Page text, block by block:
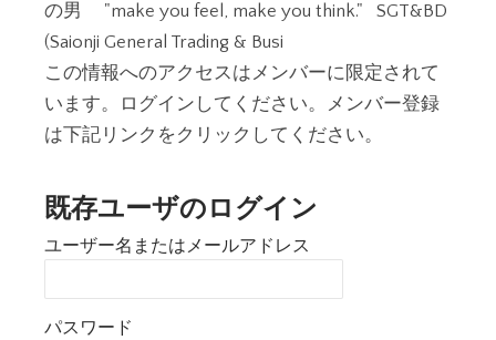
の男 "make you feel, make you think." SGT&BD
(Saionji General Trading & Busi
この情報へのアクセスはメンバーに限定されて
います。ログインしてください。メンバー登録
は下記リンクをクリックしてください。
既存ユーザのログイン
ユーザー名またはメールアドレス
パスワード